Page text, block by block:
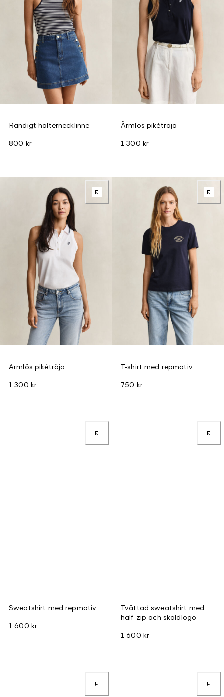
Randigt halternecklinne
800 kr
Ärmlös pikétröja
1 300 kr
Ärmlös pikétröja
1 300 kr
T-shirt med repmotiv
750 kr
Sweatshirt med repmotiv
1 600 kr
Tvättad sweatshirt med
half-zip och sköldlogo
1 600 kr